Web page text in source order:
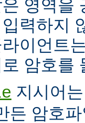
영역을
력하지
이언트
암호를
지시어
든 암호